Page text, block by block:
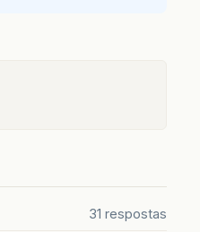
31 respostas